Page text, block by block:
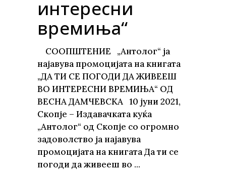
интересни
времиња“
СООПШТЕНИЕ „Антолог“ ја
најавува промоцијата на книгата
„ДА ТИ СЕ ПОГОДИ ДА ЖИВЕЕШ
ВО ИНТЕРЕСНИ ВРЕМИЊА“ ОД
ВЕСНА ДАМЧЕВСКА 10 јуни 2021,
Скопје – Издавачката куќа
„Антолог“ од Скопје со огромно
задоволство ја најавува
промоцијата на книгата Да ти се
погоди да живееш во